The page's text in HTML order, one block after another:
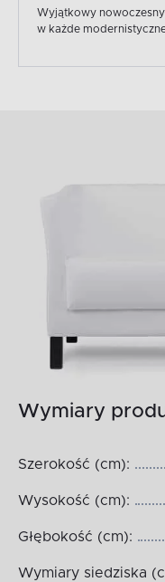
Wyjątkowy
w każde
Wymiary
Szerokość (cm):
Wysokość (cm):
Głębokość (cm):
Wymiary siedziska